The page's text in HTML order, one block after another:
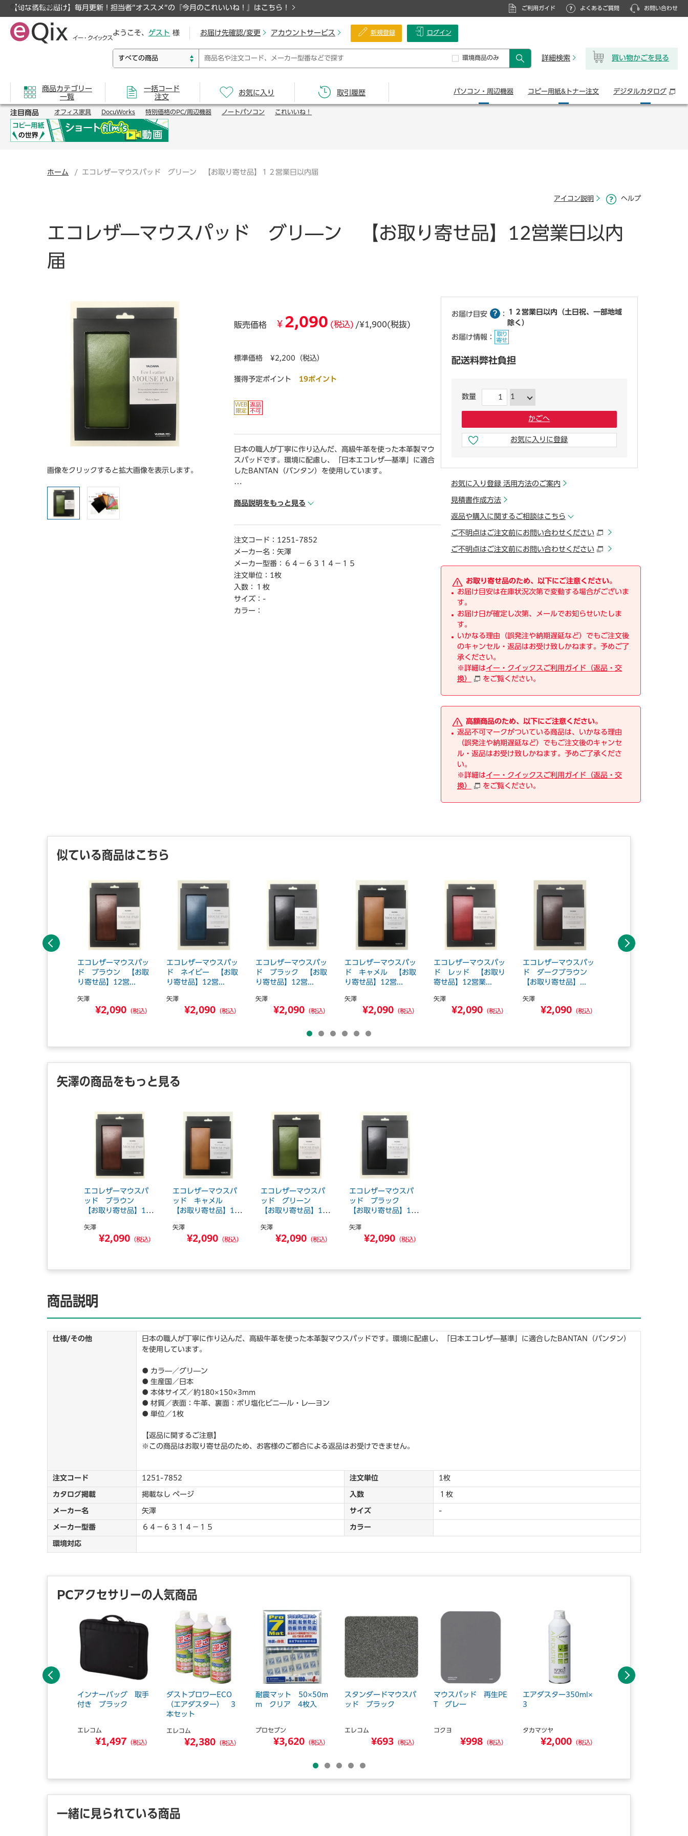
【旬な情報お届け】毎月更新！担当者”オススメ”の『今月のこれいいね！』はこちら！ ご利用ガイド よくあるご質問 お問い合わせ
のオフィス通販サイト
ようこそ、 ゲスト 様 お届け先確認/変更 アカウントサービス 新規登録 ログイン
環境商品のみ
検索
詳細検索 買い物かごを見る
商品カテゴリー
一覧
一括コード
注文
お気に入り 取引履歴 パソコン・ 周辺機器 コピー用紙& トナー注文 デジタルカタログ
注目商品 オフィス家具 DocuWorks 特別価格のPC/周辺機器 ノートパソコン これいいね！
ホーム エコレザーマウスパッド グリーン 【お取り寄せ品】１２営業日以内届
アイコン説明 ヘルプ
エコレザ―マウスパッド グリ―ン 【お取り寄せ品】12営業日以内
届
画像をクリックすると拡大画像を表示します。
販売価格 ¥ 2,090 (税込) /¥1,900(税抜)
標準価格 ¥2,200（税込）
獲得予定ポイント 19ポイント
日本の職人が丁寧に作り込んだ、高級牛革を使った本革製マウ
スパッドです。環境に配慮し、「日本エコレザ―基準」に適合
したBANTAN（バンタン）を使用しています。
● 生産国／日本
● 材質／表面：牛革、裏面：ポリ塩化ビニ―ル・レ―ヨン
● 単位／1枚
【返品に関するご注意】
※この商品はお取り寄せ品のため、お客様のご都合による返品
はお受けできません。
商品説明をもっと見る
注文コード： 1251-7852
メーカー名： 矢澤
メーカー型番：
６４－６３１４－１５
注文単位： 1枚
入数：
１枚
サイズ： -
カラー：
お届け目安 ：
１２営業日以内（土日祝、一部地域
除く）
お届け情報：
配送料弊社負担
数量
かごへ
お気に入りに登録
少しでも気になったらここをクリック
お気に入り登録 活用方法のご案内
見積書作成方法
返品や購入に関するご相談はこちら
ご不明点はご注文前にお問い合わせください
ご不明点はご注文前にお問い合わせください
お取り寄せ品のため、以下にご注意ください。
お届け目安は在庫状況次第で変動する場合がございま
す。
お届け日が確定し次第、メールでお知らせいたしま
す。
いかなる理由（誤発注や納期遅延など）でもご注文後
のキャンセル・返品はお受け致しかねます。予めご了
承ください。
※詳細はイー・クイックスご利用ガイド（返品・交
換）
をご覧ください。
高額商品のため、以下にご注意ください。
返品不可マークがついている商品は、いかなる理由
（誤発注や納期遅延など）でもご注文後のキャンセ
ル・返品はお受け致しかねます。予めご了承くださ
い。
※詳細はイー・クイックスご利用ガイド（返品・交
換）
をご覧ください。
似ている商品はこちら
エコレザーマウスパッ
ド ブラウン 【お取
り寄せ品】12営...
矢澤
¥2,090 （税込）
エコレザーマウスパッ
ド ネイビー 【お取
り寄せ品】12営...
矢澤
¥2,090 （税込）
エコレザーマウスパッ
ド ブラック 【お取
り寄せ品】12営...
矢澤
¥2,090 （税込）
エコレザーマウスパッ
ド キャメル 【お取
り寄せ品】12営...
矢澤
¥2,090 （税込）
エコレザーマウスパッ
ド レッド 【お取り
寄せ品】12営業...
矢澤
¥2,090 （税込）
エコレザーマウスパッ
ド ダークブラウン
【お取り寄せ品】...
矢澤
¥2,090 （税込）
前へ 次へ
矢澤の商品をもっと見る
エコレザーマウスパ
ッド ブラウン
【お取り寄せ品】12
矢澤
¥2,090（税込）
エコレザーマウスパ
ッド キャメル
【お取り寄せ品】12
矢澤
¥2,090 （税込）
エコレザーマウスパ
ッド グリーン
【お取り寄せ品】12
矢澤
¥2,090（税込）
エコレザーマウスパ
ッド ブラック
【お取り寄せ品】12
矢澤
¥2,090（税込）
商品説明
仕様/その他
日本の職人が丁寧に作り込んだ、高級牛革を使った本革製マウスパッドです。環境に配慮し、「日本エコレザ―基準」に適合したBANTAN（バンタン）
を使用しています。
● カラ―／グリ―ン
● 生産国／日本
● 本体サイズ／約180×150×3mm
● 材質／表面：牛革、裏面：ポリ塩化ビニ―ル・レ―ヨン
● 単位／1枚
【返品に関するご注意】
※この商品はお取り寄せ品のため、お客様のご都合による返品はお受けできません。
注文コード 1251-7852 注文単位 1枚
カタログ掲載 掲載なし ページ 入数 １枚
メーカー名 矢澤 サイズ -
メーカー型番 ６４－６３１４－１５ カラー
環境対応
PCアクセサリーの人気商品
インナーバッグ 取手
付き ブラック
エレコム
¥1,497 （税込）
ダストブロワーECO
（エアダスター） 3
本セット
エレコム
¥2,380 （税込）
耐震マット 50×50m
m クリア 4枚入
プロセブン
¥3,620 （税込）
スタンダードマウスパ
ッド ブラック
エレコム
¥693 （税込）
マウスパッド 再生PE
T グレー
コクヨ
¥998 （税込）
エアダスター350ml×
3
タカマツヤ
¥2,000 （税込）
前へ 次へ
一緒に見られている商品